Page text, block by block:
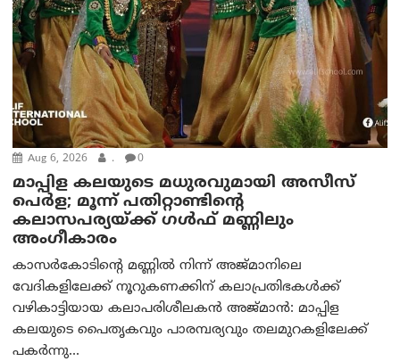
Aug 6, 2026 . 0
മാപ്പിള കലയുടെ മധുരവുമായി അസീസ്
പെർള; മൂന്ന് പതിറ്റാണ്ടിന്റെ
കലാസപര്യയ്ക്ക് ഗൾഫ് മണ്ണിലും
അംഗീകാരം
കാസർകോടിന്റെ മണ്ണിൽ നിന്ന് അജ്മാനിലെ
വേദികളിലേക്ക് നൂറുകണക്കിന് കലാപ്രതിഭകൾക്ക്
വഴികാട്ടിയായ കലാപരിശീലകൻ അജ്മാൻ: മാപ്പിള
കലയുടെ പൈതൃകവും പാരമ്പര്യവും തലമുറകളിലേക്ക്
പകർന്നു...